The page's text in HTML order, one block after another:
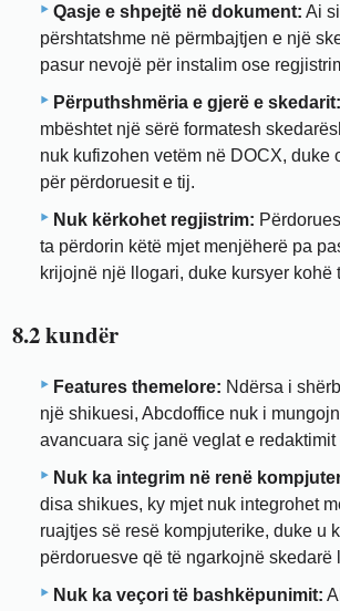
Qasje e shpejtë në dokument: Ai
përshtatshme në përmbajtjen e një
pasur nevojë për instalim ose
Përputhshmëria e gjerë e skedarit:
mbështet një sërë formatesh
nuk kufizohen vetëm në DOCX, duke
për përdoruesit e tij.
Nuk kërkohet regjistrim:
ta përdorin këtë mjet menjëherë pa
krijojnë një llogari, duke kursyer kohë
8.2 kundër
Features themelore: Ndërsa i
një shikuesi, Abcdoffice nuk i
avancuara siç janë veglat e redaktimit
Nuk ka integrim në renë
disa shikues, ky mjet nuk integrohet
ruajtjes së resë kompjuterike, duke u
përdoruesve që të ngarkojnë skedarë
Nuk ka veçori të bashkëpunimit: